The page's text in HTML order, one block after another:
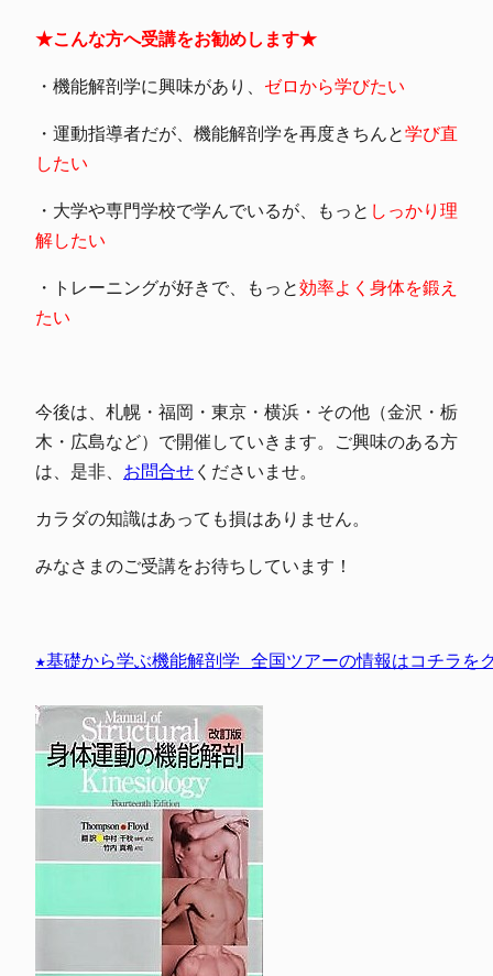
★こんな方へ受講をお勧めします★
・機能解剖学に興味があり、 ゼロから学びたい
・運動指導者だが、機能解剖学を再度きちんと学び直
したい
・大学や専門学校で学んでいるが、もっと しっかり理
解したい
・トレーニングが好きで、もっと効率よく身体を鍛え
たい
今後は、札幌・福岡・東京・横浜・その他（金沢・栃
木・広島など）で開催していきます。ご興味のある方
は、是非、 お問合せ くださいませ。
カラダの知識はあっても損はありません。
みなさまのご受講をお待ちしています！
★基礎から学ぶ機能解剖学 全国ツアーの情報はコチラを